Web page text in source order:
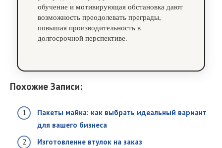
обучение и мотивирующая обстановка дают
возможность преодолевать преграды,
повышая производительность в
долгосрочной перспективе.
Похожие Записи:
Пакеты майка: как выбрать идеальный вариант
для вашего бизнеса
Изготовление втулок на заказ